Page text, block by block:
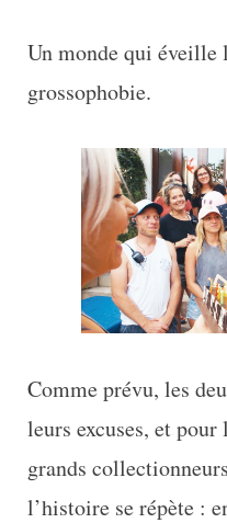
Un monde qui éveille
grossophobie.
Comme prévu, les
leurs excuses, et
grands
l’histoire se répète :